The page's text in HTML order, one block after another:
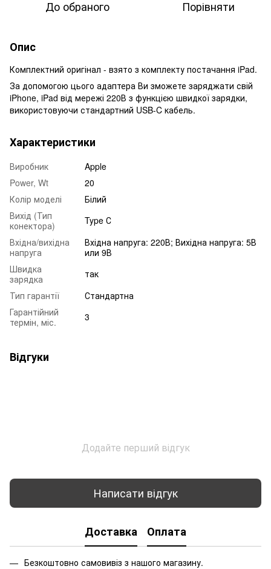
До обраного Порівняти
Опис
Комплектний оригінал - взято з комплекту постачання iPad.
За допомогою цього адаптера Ви зможете заряджати свій
iPhone, iPad від мережі 220В з функцією швидкої зарядки,
використовуючи стандартний USB-C кабель.
Характеристики
Виробник
Apple
Power, Wt
20
Колір моделі
Білий
Вихід (Тип
конектора)
Type С
Вхідна/вихідна
напруга
Вхідна напруга: 220В; Вихідна напруга: 5В
или 9В
Швидка
зарядка
так
Тип гарантії
Стандартна
Гарантійний
термін, міс.
3
Відгуки
Додайте перший відгук
Написати відгук
Доставка Оплата
Безкоштовно самовивіз з нашого магазину.